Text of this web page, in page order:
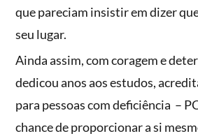
que pareciam insistir em dizer
seu lugar.
Ainda assim, com coragem e
dedicou anos aos estudos,
para pessoas com deficiência –
chance de proporcionar a si